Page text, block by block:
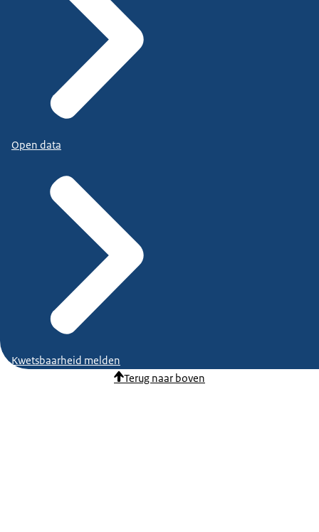
Open data
Kwetsbaarheid melden
Terug naar boven